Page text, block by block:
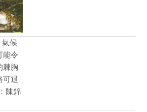
候
能令
棘胸
可退
陳錦